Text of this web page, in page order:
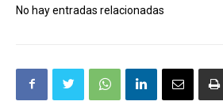
No hay entradas relacionadas